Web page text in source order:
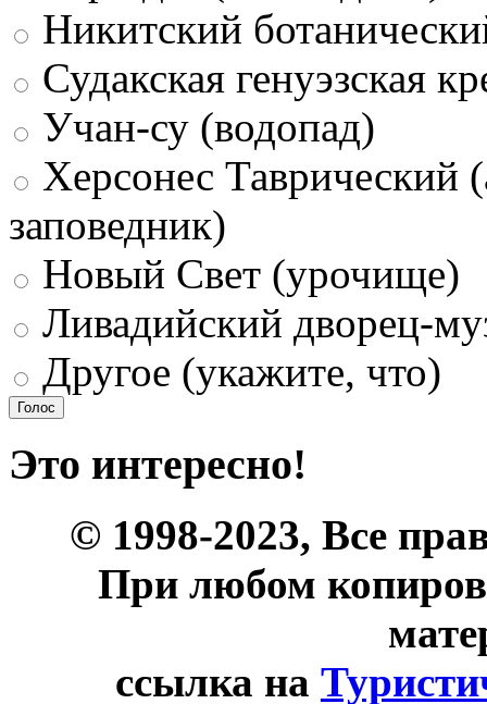
Никитский
Судакская генуэзская
Учан-су (водопад)
Херсонес Таврический
заповедник)
Новый Свет (урочище)
Ливадийский дворец-
Другое (укажите, что)
Это интересно!
© 1998-2023, Все
При любом
ссылка на